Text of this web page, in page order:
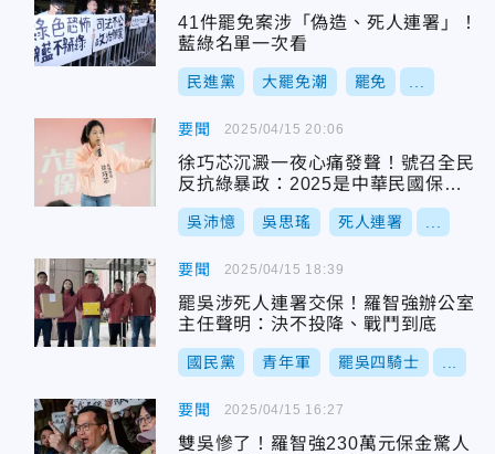
41件罷免案涉「偽造、死人連署」！
藍綠名單一次看
民進黨 大罷免潮 罷免
要聞
徐巧芯沉澱一夜心痛發聲！號召全民
反抗綠暴政：2025是中華民國保衛
戰
吳沛憶 吳思瑤 死人連署
2025/04/15 20:06
要聞
罷吳涉死人連署交保！羅智強辦公室
主任聲明：決不投降、戰鬥到底
國民黨 青年軍 罷吳四騎士
2025/04/15 18:39
要聞
雙吳慘了！羅智強230萬元保金驚人
2025/04/15 16:27